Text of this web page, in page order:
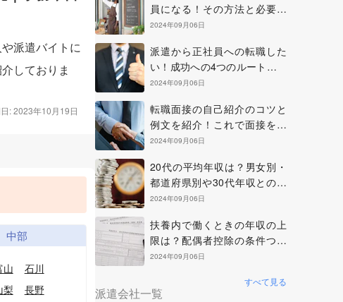
派遣バイトに
しておりま
: 2023年10月19日
中部
山
石川
梨
長野
員になる！その方法と必要な
準備やコツについて
2024年09月06日
派遣から正社員への転職した
い！成功への4つのルートを確
認しよう
2024年09月06日
転職面接の自己紹介のコツと
例文を紹介！これで面接を乗
り切ろう！
2024年09月06日
20代の平均年収は？男女別・
都道府県別や30代年収との比
較も紹介
2024年09月06日
扶養内で働くときの年収の上
限は？配偶者控除の条件つい
て解説
2024年09月06日
すべて見る
派遣会社一覧